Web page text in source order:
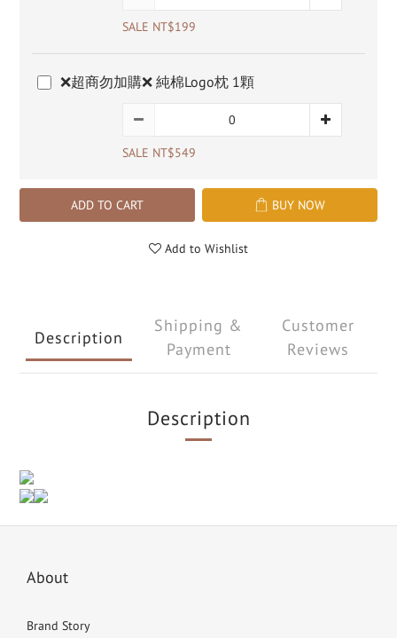
SALE NT$199
❌超商勿加購❌ 純棉Logo枕 1顆
SALE NT$549
ADD TO CART BUY NOW
Add to Wishlist
Description
Shipping &
Payment
Customer
Reviews
Description
About
Brand Story